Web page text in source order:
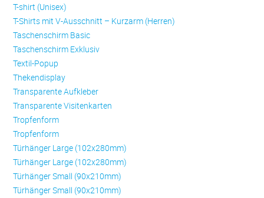
T-shirt (Unisex)
T-Shirts mit V-Ausschnitt – Kurzarm (Herren)
Taschenschirm Basic
Taschenschirm Exklusiv
Textil-Popup
Thekendisplay
Transparente Aufkleber
Transparente Visitenkarten
Trop­fen­form
Trop­fen­form
Türhänger Large (102x280mm)
Türhänger Large (102x280mm)
Türhänger Small (90x210mm)
Türhänger Small (90x210mm)